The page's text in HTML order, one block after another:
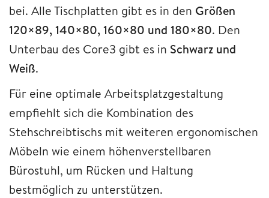
bei. Alle Tischplatten gibt es in den Größen
120×89, 140×80, 160×80 und 180×80. Den
Unterbau des Core3 gibt es in Schwarz und
Weiß.
Für eine optimale Arbeitsplatzgestaltung
empfiehlt sich die Kombination des
Stehschreibtischs mit weiteren ergonomischen
Möbeln wie einem höhenverstellbaren
Bürostuhl, um Rücken und Haltung
bestmöglich zu unterstützen.